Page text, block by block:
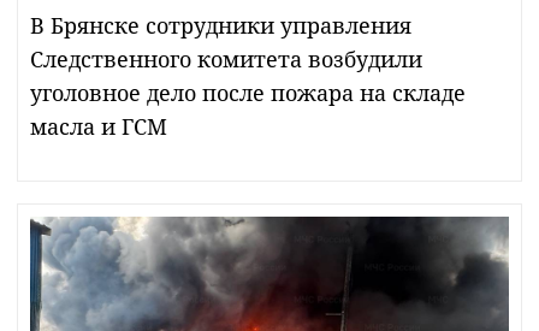
В Брянске сотрудники управления
Следственного комитета возбудили
уголовное дело после пожара на складе
масла и ГСМ